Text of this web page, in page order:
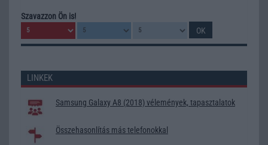
Szavazzon Ön is!
LINKEK
Samsung Galaxy A8 (2018) vélemények, tapasztalatok
Összehasonlítás más telefonokkal